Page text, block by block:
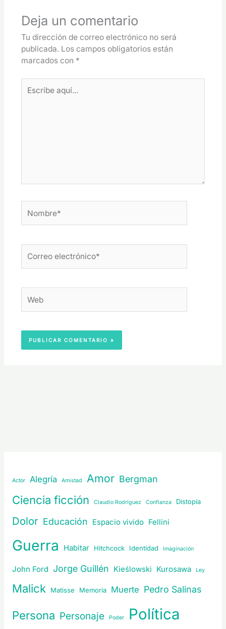
Deja un comentario
Tu dirección de correo electrónico no será
publicada. Los campos obligatorios están
marcados con *
aquí...
electrónico*
Actor Alegría Amistad Amor Bergman
Ciencia ficción Claudio Rodríguez Confianza Distopía
Dolor Educación Espacio vivido Fellini
Guerra Habitar Hitchcock Identidad Imaginación
John Ford Jorge Guillén Kieślowski Kurosawa Ley
Malick Matisse Memoria Muerte Pedro Salinas
Persona Personaje Poder Política